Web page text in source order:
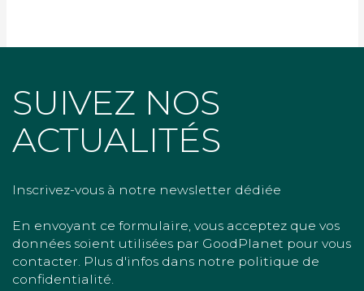
SUIVEZ NOS
ACTUALITÉS
Inscrivez-vous à notre newsletter dédiée
En envoyant ce formulaire, vous acceptez que vos
données soient utilisées par GoodPlanet pour vous
contacter. Plus d'infos dans notre politique de
confidentialité.